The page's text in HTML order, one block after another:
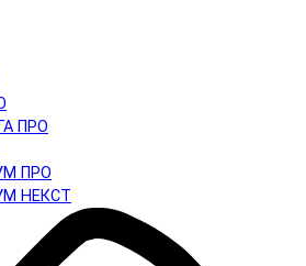
ПРО
ПРО
НЕКСТ